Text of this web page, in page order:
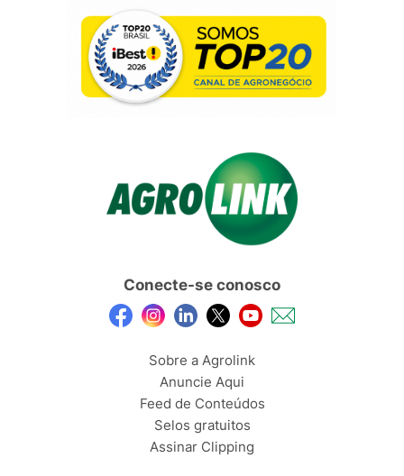
Conecte-se conosco
Sobre a Agrolink
Anuncie Aqui
Feed de Conteúdos
Selos gratuitos
Assinar Clipping